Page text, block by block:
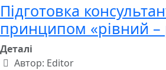
Підготовка
принципом «рівний –
Деталі
Автор: Editor